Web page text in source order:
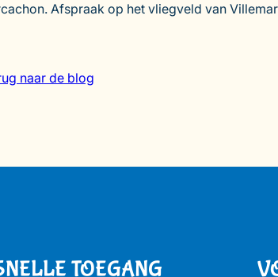
Afspraak op het vliegveld van
naar de blog
TOEGANG